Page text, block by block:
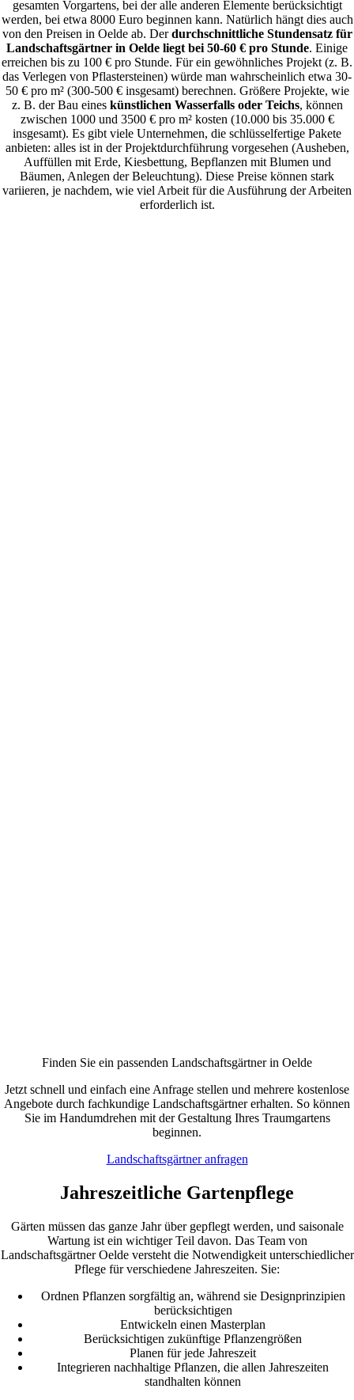
gesamten Vorgartens, bei der alle anderen Elemente berücksichtigt
werden, bei etwa 8000 Euro beginnen kann. Natürlich hängt dies auch
von den Preisen in Oelde ab. Derdurchschnittliche Stundensatz für
Landschaftsgärtner in Oelde liegt bei 50-60 € pro Stunde. Einige
erreichen bis zu 100 € pro Stunde. Für ein gewöhnliches Projekt (z. B.
das Verlegen von Pflastersteinen) würde man wahrscheinlich etwa 30-
50 € pro m² (300-500 € insgesamt) berechnen. Größere Projekte, wie
z. B. der Bau eines künstlichen Wasserfalls oder Teichs, können
zwischen 1000 und 3500 € pro m² kosten (10.000 bis 35.000 €
insgesamt). Es gibt viele Unternehmen, die schlüsselfertige Pakete
anbieten: alles ist in der Projektdurchführung vorgesehen (Ausheben,
Auffüllen mit Erde, Kiesbettung, Bepflanzen mit Blumen und
Bäumen, Anlegen der Beleuchtung). Diese Preise können stark
variieren, je nachdem, wie viel Arbeit für die Ausführung der Arbeiten
erforderlich ist.
Finden Sie ein passenden Landschaftsgärtner in Oelde
Jetzt schnell und einfach eine Anfrage stellen und mehrere kostenlose
Angebote durch fachkundige Landschaftsgärtner erhalten. So können
Sie im Handumdrehen mit der Gestaltung Ihres Traumgartens
beginnen.
Landschaftsgärtner anfragen
Jahreszeitliche Gartenpflege
Gärten müssen das ganze Jahr über gepflegt werden, und saisonale
Wartung ist ein wichtiger Teil davon. Das Team von
Landschaftsgärtner Oelde versteht die Notwendigkeit unterschiedlicher
Pflege für verschiedene Jahreszeiten. Sie:
Ordnen Pflanzen sorgfältig an, während sie Designprinzipien
berücksichtigen
Entwickeln einen Masterplan
Berücksichtigen zukünftige Pflanzengrößen
Planen für jede Jahreszeit
Integrieren nachhaltige Pflanzen, die allen Jahreszeiten
standhalten können